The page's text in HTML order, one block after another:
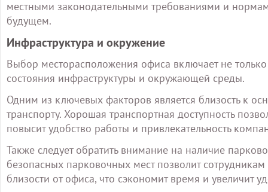
местными законодательными требованиями и
будущем.
Инфраструктура и окружение
Выбор месторасположения офиса включает не
состояния инфраструктуры и окружающей среды.
Одним из ключевых факторов является близость к
транспорту. Хорошая транспортная доступность
повысит удобство работы и привлекательность
Также следует обратить внимание на наличие
безопасных парковочных мест позволит
близости от офиса, что сэкономит время и увеличит